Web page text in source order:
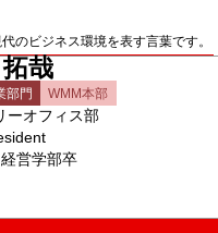
のビジネス環境を表す言葉です。
哉
部門 WMM本部
ーオフィス部
営学部卒